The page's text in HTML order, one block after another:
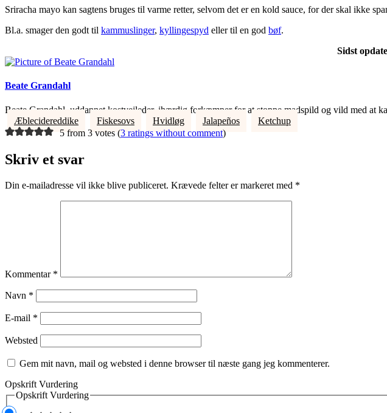
Sriracha mayo kan sagtens bruges til varme retter, selvom det er en kold sauce, for der skal ikke
Bl.a. smager den godt til kammuslinger, kyllingespyd eller til en god bøf.
Sidst
Beate Grandahl
Beate Grandahl, uddannet kostvejleder, ihærdig forkæmper for at stoppe madspild og vild med at
Æblecidereddike
Fiskesovs Hvidløg Jalapeños
Ketchup
5 from 3 votes (3 ratings without comment)
Skriv et svar
Din e-mailadresse vil ikke blive publiceret. Krævede felter er markeret med *
Kommentar *
Navn *
E-mail *
Websted
Gem mit navn, mail og websted i denne browser til næste gang jeg kommenterer.
Opskrift Vurdering
Opskrift Vurdering